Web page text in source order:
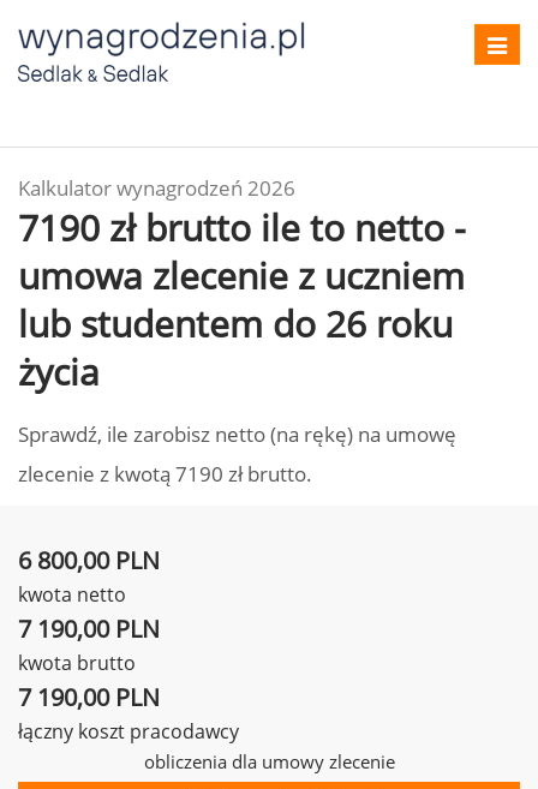
Kalkulator wynagrodzeń 2026
7190 zł brutto ile to netto -
umowa zlecenie z uczniem
lub studentem do 26 roku
życia
Sprawdź, ile zarobisz netto (na rękę) na umowę
zlecenie z kwotą 7190 zł brutto.
6 800,00 PLN
kwota netto
7 190,00 PLN
kwota brutto
7 190,00 PLN
łączny koszt pracodawcy
obliczenia dla umowy zlecenie